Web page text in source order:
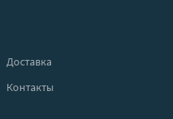
Доставка
Контакты